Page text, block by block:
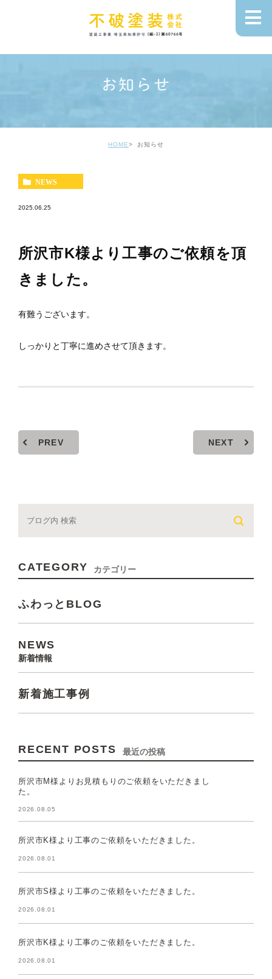
お知らせ
HOME お知らせ
NEWS
2025.06.25
所沢市K様より工事のご依頼を頂
きました。
有難うございます。
しっかりと丁寧に進めさせて頂きます。
PREV NEXT
CATEGORY カテゴリー
ふわっとBLOG
NEWS
新着情報
新着施工事例
RECENT POSTS 最近の投稿
所沢市M様よりお見積もりのご依頼をいただきまし
た。
2026.08.05
所沢市K様より工事のご依頼をいただきました。
2026.08.01
所沢市S様より工事のご依頼をいただきました。
2026.08.01
所沢市K様より工事のご依頼をいただきました。
2026.08.01